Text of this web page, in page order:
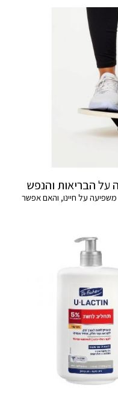
על הבריאות והנפש
על חיינו, והאם אפשר